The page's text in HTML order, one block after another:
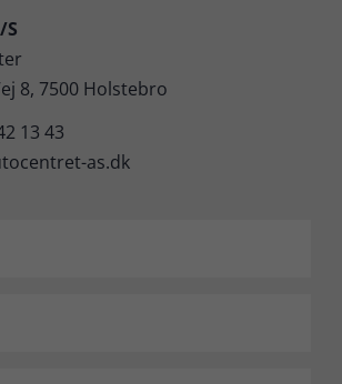
8, 7500 Holstebro
13 43
as.dk